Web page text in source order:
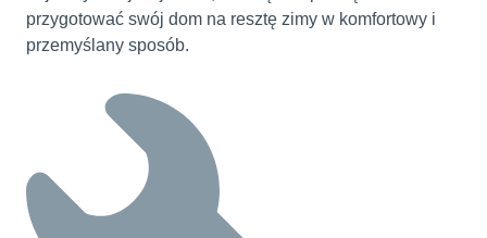
przygotować swój dom na resztę zimy w komfortowy i
przemyślany sposób.